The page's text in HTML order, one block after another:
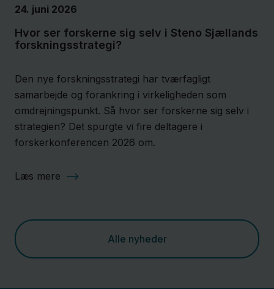
24. juni 2026
Hvor ser forskerne sig selv i Steno Sjællands
forskningsstrategi?
Den nye forskningsstrategi har tværfagligt
samarbejde og forankring i virkeligheden som
omdrejningspunkt. Så hvor ser forskerne sig selv i
strategien? Det spurgte vi fire deltagere i
forskerkonferencen 2026 om.
Læs mere
Alle nyheder